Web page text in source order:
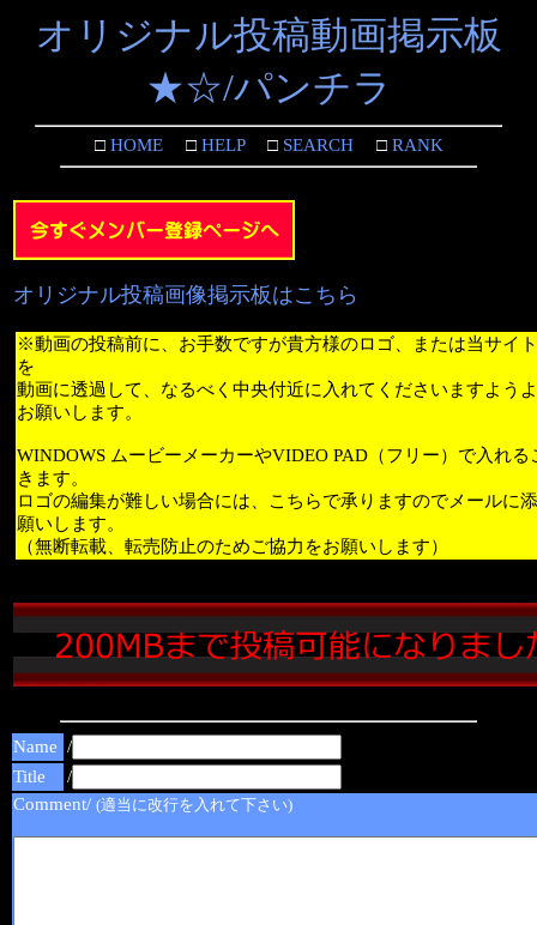
オリジナル投稿動画掲示板
★☆/パンチラ
□HOME□HELP□SEARCH□RANK
オリジナル投稿画像掲示板はこちら
※動画の投稿前に、お手数ですが貴方様のロゴ、または当サイ
を
動画に透過して、なるべく中央付近に入れてくださいますよう
お願いします。
WINDOWS ムービーメーカーやVIDEO PAD（フリー）で入れる
きます。
ロゴの編集が難しい場合には、こちらで承りますのでメールに
願いします。
（無断転載、転売防止のためご協力をお願いします）
Name /
Title
/
Comment/ (適当に改行を入れて下さい)